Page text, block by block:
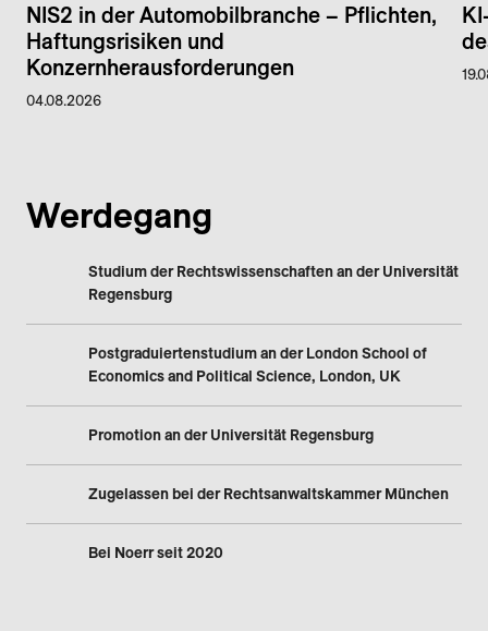
NIS2 in der Automobilbranche – Pflichten,
Haftungsrisiken und
Konzernherausforderungen
04.08.2026
Werdegang
Studium der Rechtswissenschaften an der Universität
Regensburg
Postgraduiertenstudium an der London School of
Economics and Political Science, London, UK
Promotion an der Universität Regensburg
Zugelassen bei der Rechtsanwaltskammer München
Bei Noerr seit 2020